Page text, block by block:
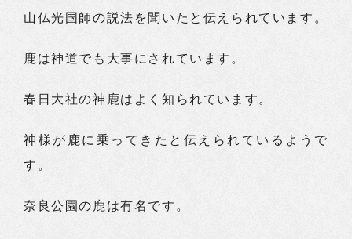
山仏光国師の説法を聞いたと伝えられています。
鹿は神道でも大事にされています。
春日大社の神鹿はよく知られています。
神様が鹿に乗ってきたと伝えられているようで
す。
奈良公園の鹿は有名です。